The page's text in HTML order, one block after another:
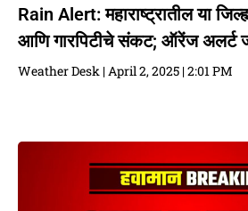
Rain Alert: महाराष्ट्रातील या
आणि गारपिटीचे संकट; ऑरेंज अलर्ट
Weather Desk April 2, 2025 2:01 PM